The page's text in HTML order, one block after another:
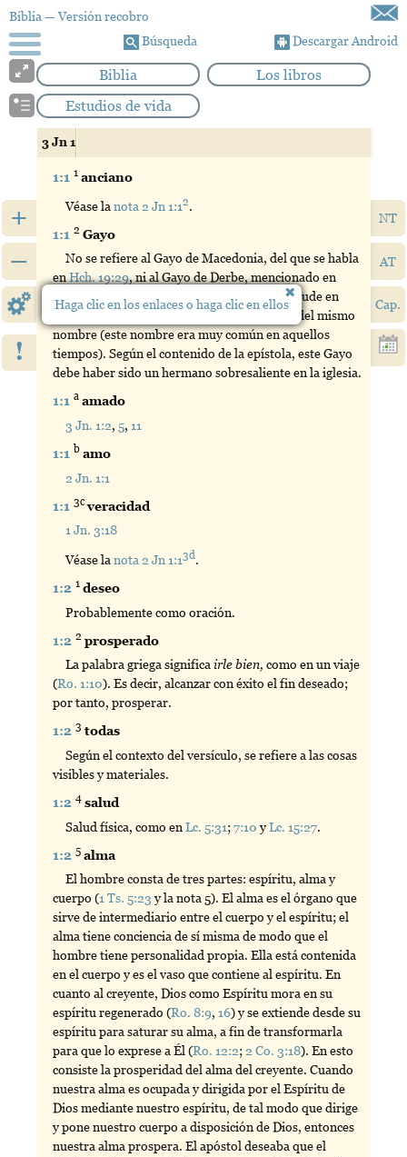
Biblia — Versión recobro
Búsqueda
Descargar Android
Biblia
Los libros
Estudios de vida
+
–
!
NT
AT
Cap.
3 Jn 1
1:11 anciano
Véase lanota 2 Jn 1:12.
1:12 Gayo
No se refiere al Gayo de Macedonia, del que se habla
enHch. 19:29, ni al Gayo de Derbe, mencionado en
Hch. 20:4
, ni al Gayo de Corinto, al cual se alude en
1 Co. 1:14
, sino a otro personaje del mismo
nombre (este nombre era muy común en aquellos
tiempos). Según el contenido de la epístola, este Gayo
debe haber sido un hermano sobresaliente en la iglesia.
1:1a amado
3 Jn. 1:2, 5, 11
1:1 b amo
2 Jn. 1:1
1:13c veracidad
1 Jn. 3:18
Véase lanota 2 Jn 1:13d.
1:21 deseo
Probablemente como oración.
1:22 prosperado
La palabra griega significairle bien, como en un viaje
(Ro. 1:10). Es decir, alcanzar con éxito el fin deseado;
por tanto, prosperar.
1:23 todas
Según el contexto del versículo, se refiere a las cosas
visibles y materiales.
1:24 salud
Salud física, como enLc. 5:31;7:10yLc. 15:27.
1:25 alma
El hombre consta de tres partes: espíritu, alma y
cuerpo (1 Ts. 5:23y la nota 5). El alma es el órgano que
sirve de intermediario entre el cuerpo y el espíritu; el
alma tiene conciencia de sí misma de modo que el
hombre tiene personalidad propia. Ella está contenida
en el cuerpo y es el vaso que contiene al espíritu. En
cuanto al creyente, Dios como Espíritu mora en su
espíritu regenerado (Ro. 8:9, 16) y se extiende desde su
espíritu para saturar su alma, a fin de transformarla
para que lo exprese a Él (Ro. 12:2; 2 Co. 3:18). En esto
consiste la prosperidad del alma del creyente. Cuando
nuestra alma es ocupada y dirigida por el Espíritu de
Dios mediante nuestro espíritu, de tal modo que dirige
y pone nuestro cuerpo a disposición de Dios, entonces
nuestra alma prospera. El apóstol deseaba que el
Haga clic en los enlaces o haga clic en ellos